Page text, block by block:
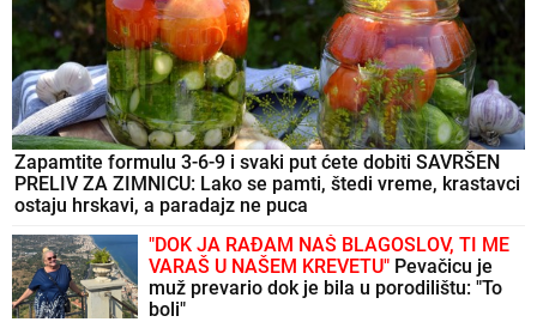
Zapamtite formulu 3-6-9 i svaki put ćete dobiti SAVRŠEN
PRELIV ZA ZIMNICU: Lako se pamti, štedi vreme, krastavci
ostaju hrskavi, a paradajz ne puca
"DOK JA RAĐAM NAŠ BLAGOSLOV, TI ME
VARAŠ U NAŠEM KREVETU" Pevačicu je
muž prevario dok je bila u porodilištu: "To
boli"